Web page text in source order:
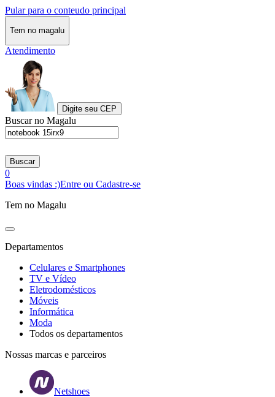
Pular para o conteudo principal
Tem no magalu
Atendimento
Digite seu CEP
Buscar no Magalu
Buscar
0
Boas vindas :)Entre ou Cadastre-se
Tem no Magalu
Departamentos
Celulares e Smartphones
TV e Vídeo
Eletrodomésticos
Móveis
Informática
Moda
Todos os departamentos
Nossas marcas e parceiros
Netshoes